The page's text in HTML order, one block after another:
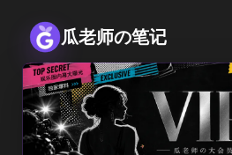
瓜老师の笔记